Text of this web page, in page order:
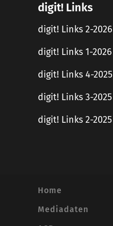
digit! Links
digit! Links 2-2026
digit! Links 1-2026
digit! Links 4-2025
digit! Links 3-2025
digit! Links 2-2025
Home
Mediadaten